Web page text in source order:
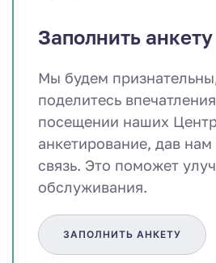
Заполнить анкету
Мы будем
поделитесь
посещении наших
анкетирование, дав
связь. Это поможет
обслуживания.
ЗАПОЛНИТЬ АНКЕТУ